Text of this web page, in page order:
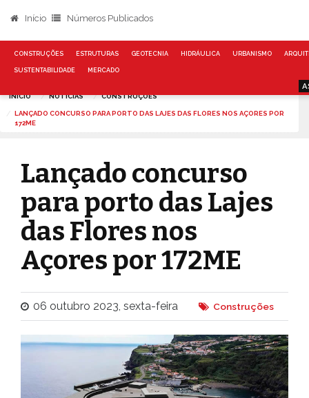
Início Números Publicados
CONSTRUÇÕES ESTRUTURAS GEOTECNIA HIDRÁULICA URBANISMO
SUSTENTABILIDADE MERCADO
INÍCIO NOTÍCIAS CONSTRUÇÕES
LANÇADO CONCURSO PARA PORTO DAS LAJES DAS FLORES NOS AÇORES POR
172ME
Lançado concurso
para porto das Lajes
das Flores nos
Açores por 172ME
06 outubro 2023, sexta-feira Construções